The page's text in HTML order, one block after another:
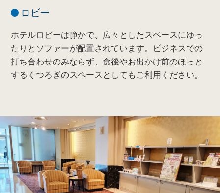
ロビー
ホテルロビーは静かで、広々としたスペースにゆっ
たりとソファーが配置されています。ビジネスでの
打ち合わせのみならず、食後やお出かけ前のほっと
するくつろぎのスペースとしてもご利用ください。